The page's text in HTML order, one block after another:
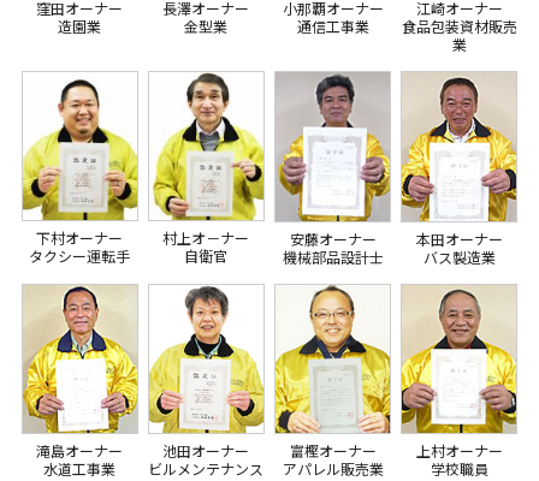
窪田オーナー
造園業
長澤オーナー
金型業
小那覇オーナー
通信工事業
江崎オーナー
食品包装資材販売
業
下村オーナー
タクシー運転手
村上オ－ナー
自衛官
安藤オーナー
機械部品設計士
本田オーナー
バス製造業
滝島オーナー
水道工事業
池田オーナー
ビルメンテナンス
富樫オーナー
アパレル販売業
上村オーナー
学校職員